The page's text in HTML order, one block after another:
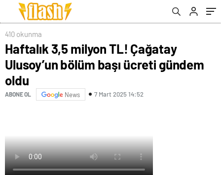
410 okunma
Haftalık 3,5 milyon TL! Çağatay
Ulusoy’un bölüm başı ücreti gündem
oldu
ABONE OL News 7 Mart 2025 14:52